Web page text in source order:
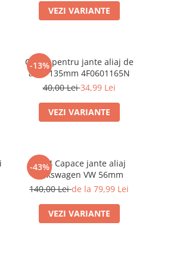
VEZI VARIANTE
-13%
Capac pentru jante aliaj de
audi 135mm 4F0601165N
40,00 Lei34,99 Lei
VEZI VARIANTE
-43%
Set 4 Capace jante aliaj
Volkswagen VW 56mm
140,00 Leide la 79,99 Lei
VEZI VARIANTE